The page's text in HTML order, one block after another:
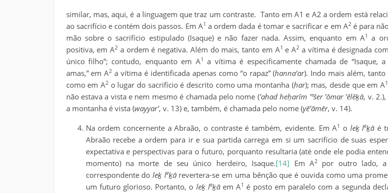
similar, mas, aqui, é a linguagem que traz um contraste. Tanto em A1 e A2 a ordem está
ao sacrifício e contém dois passos. Em A1 a ordem dada é tomar e sacrificar e em A2é para
mão sobre o sacrifício estipulado (Isaque) e não fazer nada. Assim, enquanto em A1 a
positiva, em A2 a ordem é negativa. Além do mais, tanto em A1 e A2 a vítima é designada
único filho”; contudo, enquanto em A1 a vítima é especificamente chamada de “Isaque,
amas,” em A2 a vítima é identificada apenas como “o rapaz” (hanna‘ar). Indo mais além, tanto
como em A2o lugar do sacrifício é descrito como uma montanha (har); mas, desde que em A1
não estava a vista e nem mesmo é chamada pelo nome (’ahad heḥarîm ’ªšer ’ōmar ’ēlêḵā, v.
a montanha é vista (wayyar’, v. 13) e, também, é chamada pelo nome (yē’āmēr, v. 14).
Na ordem concernente a Abraão, o contraste é também, evidente. Em A1 o leḵ leḵā é
Abraão recebe a ordem para ir e sua partida carrega em si um sacrifício de suas
expectativa e perspectivas para o futuro, porquanto resultaria (até onde ele podia
momento) na morte de seu único herdeiro, Isaque.[14] Em A2por outro lado, a
correspondente do leḵ leḵārevertera-se em uma bênção que é ouvida como uma
um futuro glorioso. Portanto, o leḵ leḵāem A1 é posto em paralelo com a segunda